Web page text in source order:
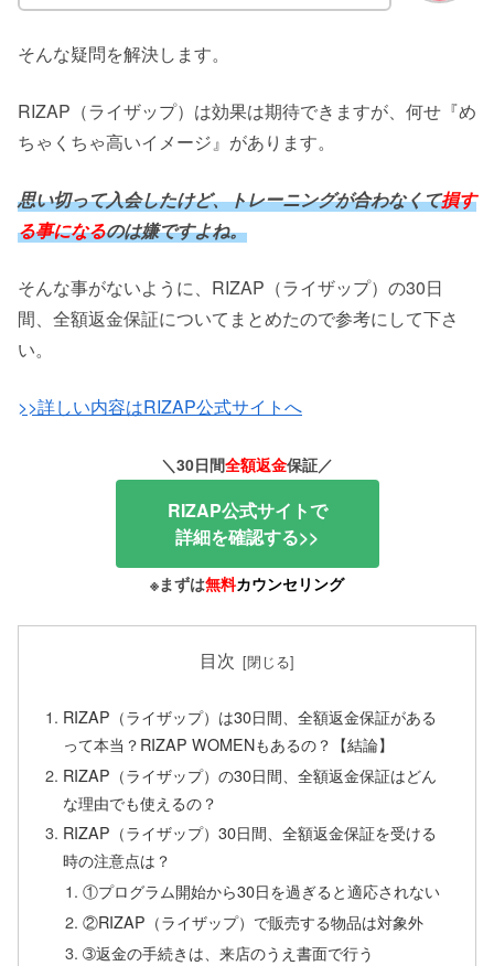
そんな疑問を解決します。
RIZAP（ライザップ）は効果は期待できますが、何せ『め
ちゃくちゃ高いイメージ』があります。
思い切って入会したけど、トレーニングが合わなくて損す
る事になるのは嫌ですよね。
そんな事がないように、RIZAP（ライザップ）の30日
間、全額返金保証についてまとめたので参考にして下さ
い。
>>詳しい内容はRIZAP公式サイトへ
＼30日間全額返金保証／
RIZAP公式サイトで
詳細を確認する>>
※まずは無料カウンセリング
目次
RIZAP（ライザップ）は30日間、全額返金保証がある
って本当？RIZAP WOMENもあるの？【結論】
RIZAP（ライザップ）の30日間、全額返金保証はどん
な理由でも使えるの？
RIZAP（ライザップ）30日間、全額返金保証を受ける
時の注意点は？
①プログラム開始から30日を過ぎると適応されない
②RIZAP（ライザップ）で販売する物品は対象外
➂返金の手続きは、来店のうえ書面で行う